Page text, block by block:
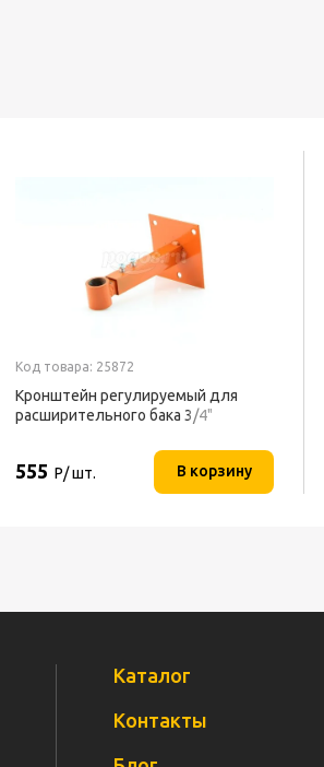
Код товара: 25872
Кронштейн регулируемый для
расширительного бака 3/4"
555 Р/ шт. В корзину
Каталог
Контакты